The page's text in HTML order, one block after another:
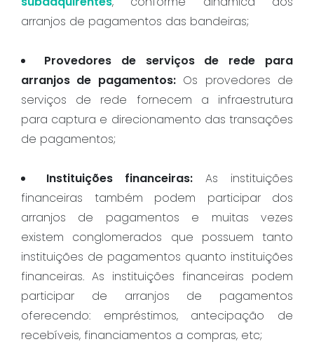
arranjos de pagamentos das bandeiras;
Provedores de serviços de rede para
arranjos de pagamentos:Os provedores de
serviços de rede fornecem a infraestrutura
para captura e direcionamento das transações
de pagamentos;
Instituições financeiras: As instituições
financeiras também podem participar dos
arranjos de pagamentos e muitas vezes
existem conglomerados que possuem tanto
instituições de pagamentos quanto instituições
financeiras. As instituições financeiras podem
participar de arranjos de pagamentos
oferecendo: empréstimos, antecipação de
recebíveis, financiamentos a compras, etc;